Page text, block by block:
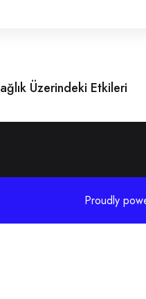
Üzerindeki Etkileri
Proudly